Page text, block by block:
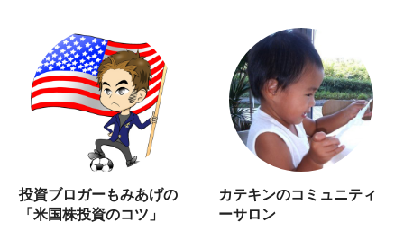
投資ブロガーもみあげの
「米国株投資のコツ」
カテキンのコミュニティ
ーサロン